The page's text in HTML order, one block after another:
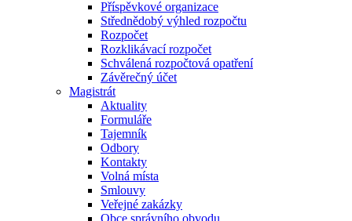
Příspěvkové organizace
Střednědobý výhled rozpočtu
Rozpočet
Rozklikávací rozpočet
Schválená rozpočtová opatření
Závěrečný účet
Magistrát
Aktuality
Formuláře
Tajemník
Odbory
Kontakty
Volná místa
Smlouvy
Veřejné zakázky